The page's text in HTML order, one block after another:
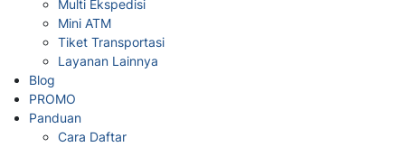
Multi Ekspedisi
Mini ATM
Tiket Transportasi
Layanan Lainnya
Blog
PROMO
Panduan
Cara Daftar